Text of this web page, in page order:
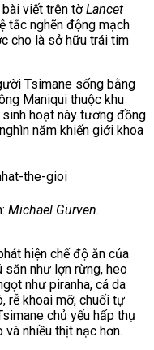
bài viết trên tờLancet
tắc nghẽn động mạch
cho là sở hữu trái tim
Tsimane sống bằng
Maniqui thuộc khu
hoạt này tương đồng
năm khiến giới khoa
Michael Gurven.
hiện chế độ ăn của
săn như lợn rừng, heo
như piranha, cá da
rễ khoai mỡ, chuối tự
chủ yếu hấp thụ
nhiều thịt nạc hơn.